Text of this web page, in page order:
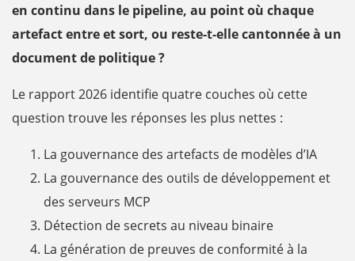
en continu dans le pipeline, au point où chaque
artefact entre et sort, ou reste-t-elle cantonnée à un
document de politique ?
Le rapport 2026 identifie quatre couches où cette
question trouve les réponses les plus nettes :
La gouvernance des artefacts de modèles d’IA
La gouvernance des outils de développement et
des serveurs MCP
Détection de secrets au niveau binaire
La génération de preuves de conformité à la